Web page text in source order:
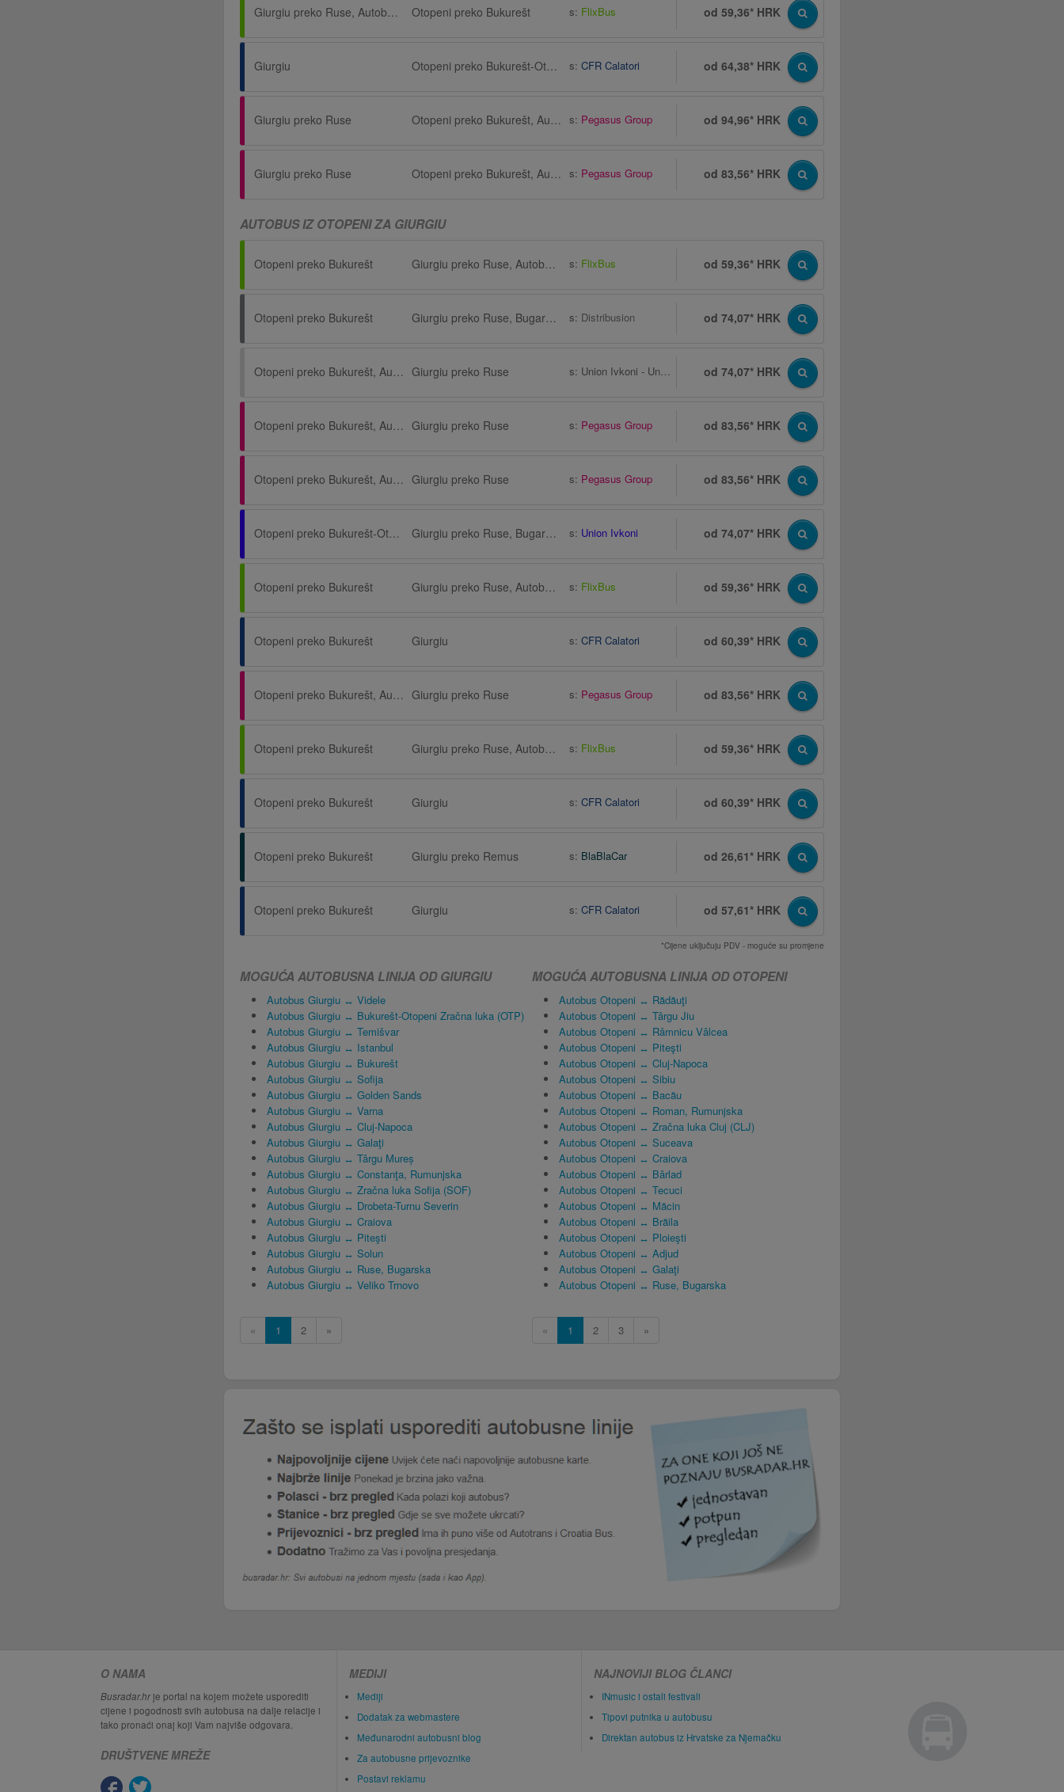
Giurgiu preko Ruse, Autobusna stanica Ruse, Ruse (Centralna Avtogara) Otopeni preko Bukurešt s: FlixBus od 59,36* HRK
Giurgiu Otopeni preko Bukurešt-Otopeni Zračna luka (OTP) s: CFR Calatori od 64,38* HRK
Giurgiu preko Ruse Otopeni preko Bukurešt, Autobusna stanica, Hotel Horoskop, Bulevardul Dimitrie Cantemir 2 s: Pegasus Group od 94,96* HRK
Giurgiu preko Ruse Otopeni preko Bukurešt, Autobusna stanica, Hotel Horoskop, Bulevardul Dimitrie Cantemir 2 s: Pegasus Group od 83,56* HRK
AUTOBUS IZ OTOPENI ZA GIURGIU
Otopeni preko Bukurešt Giurgiu preko Ruse, Autobusna stanica Ruse, Ruse (Centralna Avtogara) s: FlixBus od 59,36* HRK
Otopeni preko Bukurešt Giurgiu preko Ruse, Bugarska s: Distribusion od 74,07* HRK
Otopeni preko Bukurešt, Autobusna stanica, Terminal Memento bus Giurgiu preko Ruse s: Union Ivkoni - Unibus od 74,07* HRK
Otopeni preko Bukurešt, Autobusna stanica, Hotel Horoskop, Bulevardul Dimitrie Cantemir 2 Giurgiu preko Ruse s: Pegasus Group od 83,56* HRK
Otopeni preko Bukurešt, Autobusna stanica, Hotel Horoskop, Bulevardul Dimitrie Cantemir 2 Giurgiu preko Ruse s: Pegasus Group od 83,56* HRK
Otopeni preko Bukurešt-Otopeni Zračna luka (OTP) Giurgiu preko Ruse, Bugarska s: Union Ivkoni od 74,07* HRK
Otopeni preko Bukurešt Giurgiu preko Ruse, Autobusna stanica Ruse, Ruse (Centralna Avtogara) s: FlixBus od 59,36* HRK
Otopeni preko Bukurešt Giurgiu s: CFR Calatori od 60,39* HRK
Otopeni preko Bukurešt, Autobusna stanica, Hotel Horoskop, Bulevardul Dimitrie Cantemir 2 Giurgiu preko Ruse s: Pegasus Group od 83,56* HRK
Otopeni preko Bukurešt Giurgiu preko Ruse, Autobusna stanica Ruse, Ruse (Centralna Avtogara) s: FlixBus od 59,36* HRK
Otopeni preko Bukurešt Giurgiu s: CFR Calatori od 60,39* HRK
Otopeni preko Bukurešt Giurgiu preko Remus s: BlaBlaCar od 26,61* HRK
Otopeni preko Bukurešt Giurgiu s: CFR Calatori od 57,61* HRK
*Cijene uključuju PDV - moguće su promjene
MOGUĆA AUTOBUSNA LINIJA OD GIURGIU
Autobus Giurgiu ↔ Videle
Autobus Giurgiu ↔ Bukurešt-Otopeni Zračna luka (OTP)
Autobus Giurgiu ↔ Temišvar
Autobus Giurgiu ↔ Istanbul
Autobus Giurgiu ↔ Bukurešt
Autobus Giurgiu ↔ Sofija
Autobus Giurgiu ↔ Golden Sands
Autobus Giurgiu ↔ Varna
Autobus Giurgiu ↔ Cluj-Napoca
Autobus Giurgiu ↔ Galaţi
Autobus Giurgiu ↔ Târgu Mureș
Autobus Giurgiu ↔ Constanţa, Rumunjska
Autobus Giurgiu ↔ Zračna luka Sofija (SOF)
Autobus Giurgiu ↔ Drobeta-Turnu Severin
Autobus Giurgiu ↔ Craiova
Autobus Giurgiu ↔ Piteşti
Autobus Giurgiu ↔ Solun
Autobus Giurgiu ↔ Ruse, Bugarska
Autobus Giurgiu ↔ Veliko Trnovo
« 1 2 »
MOGUĆA AUTOBUSNA LINIJA OD OTOPENI
Autobus Otopeni ↔ Rădăuţi
Autobus Otopeni ↔ Târgu Jiu
Autobus Otopeni ↔ Râmnicu Vâlcea
Autobus Otopeni ↔ Piteşti
Autobus Otopeni ↔ Cluj-Napoca
Autobus Otopeni ↔ Sibiu
Autobus Otopeni ↔ Bacău
Autobus Otopeni ↔ Roman, Rumunjska
Autobus Otopeni ↔ Zračna luka Cluj (CLJ)
Autobus Otopeni ↔ Suceava
Autobus Otopeni ↔ Craiova
Autobus Otopeni ↔ Bârlad
Autobus Otopeni ↔ Tecuci
Autobus Otopeni ↔ Măcin
Autobus Otopeni ↔ Brăila
Autobus Otopeni ↔ Ploieşti
Autobus Otopeni ↔ Adjud
Autobus Otopeni ↔ Galaţi
Autobus Otopeni ↔ Ruse, Bugarska
« 1 2 3 »
O NAMA
Busradar.hrje portal na kojem možete usporediti
cijene i pogodnosti svih autobusa na dalje relacije i
tako pronaći onaj koji Vam najviše odgovara.
DRUŠTVENE MREŽE
MEDIJI
Mediji
Dodatak za webmastere
Međunarodni autobusni blog
Za autobusne prijevoznike
Postavi reklamu
NAJNOVIJI BLOG ČLANCI
INmusic i ostali festivali
Tipovi putnika u autobusu
Direktan autobus iz Hrvatske za Njemačku